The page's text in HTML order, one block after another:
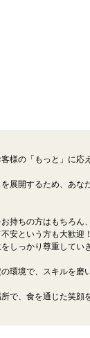
様の「もっと」に応
展開するため、あな
持ちの方はもちろん
安という方も大歓迎！
しっかり尊重してい
環境で、スキルを磨
で、食を通じた笑顔